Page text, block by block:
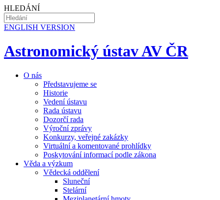
HLEDÁNÍ
ENGLISH VERSION
Astronomický ústav AV ČR
O nás
Představujeme se
Historie
Vedení ústavu
Rada ústavu
Dozorčí rada
Výroční zprávy
Konkurzy, veřejné zakázky
Virtuální a komentované prohlídky
Poskytování informací podle zákona
Věda a výzkum
Vědecká oddělení
Sluneční
Stelární